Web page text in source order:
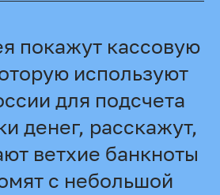
покажут кассовую
используют
для подсчета
денег, расскажут,
ветхие банкноты
с небольшой